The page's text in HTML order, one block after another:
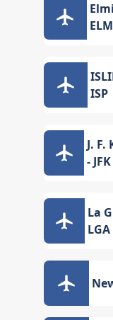
ELM
ISP
J.
- JFK
La
LGA